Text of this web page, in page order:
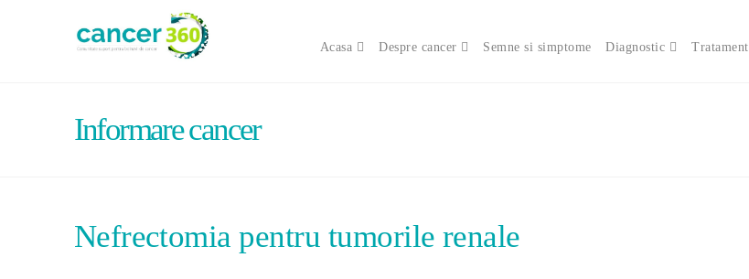
Acasa Despre cancer Semne si simptome Diagnostic Tratament
Informare cancer
Nefrectomia pentru tumorile renale